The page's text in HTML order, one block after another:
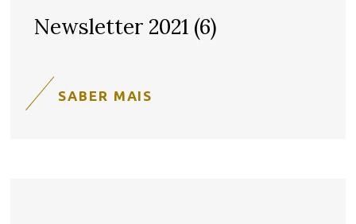
Newsletter 2021 (6)
SABER MAIS